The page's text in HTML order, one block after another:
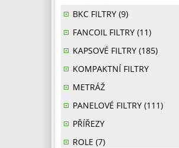
BKC FILTRY (9)
FANCOIL FILTRY (11)
KAPSOVÉ FILTRY (185)
KOMPAKTNÍ FILTRY
METRÁŽ
PANELOVÉ FILTRY (111)
PŘÍŘEZY
ROLE (7)